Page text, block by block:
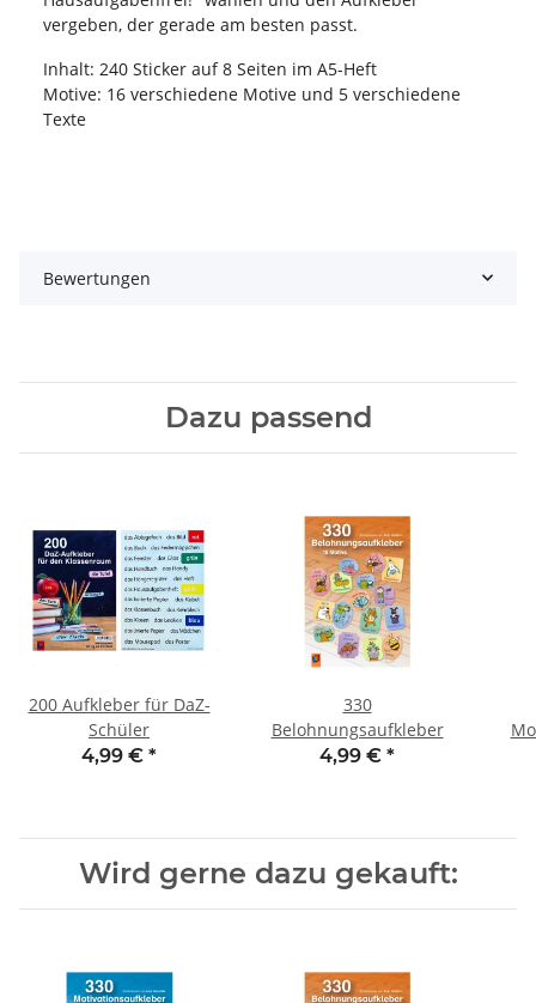
vergeben, der gerade am besten passt.
Inhalt: 240 Sticker auf 8 Seiten im A5-Heft
Motive: 16 verschiedene Motive und 5 verschiedene
Texte
Bewertungen
Dazu passend
200 Aufkleber für DaZ-
Schüler
4,99 € *
330
Belohnungsaufkleber
4,99 € *
Wird gerne dazu gekauft: